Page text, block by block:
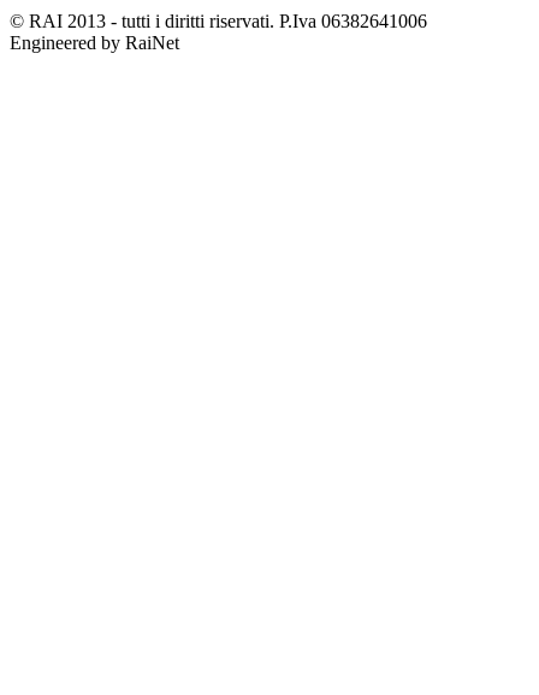
© RAI 2013 - tutti i diritti riservati. P.Iva 06382641006
Engineered by RaiNet